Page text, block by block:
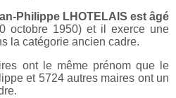
Philippe LHOTELAIS est âgé
octobre 1950) et il exerce une
la catégorie ancien cadre.
ont le même prénom que le
et 5724 autres maires ont un